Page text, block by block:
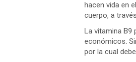
hacen vida en
cuerpo, a
La vitamina
económicos.
por la cual